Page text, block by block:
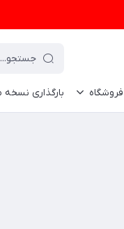
فروشگاه بارگذاری